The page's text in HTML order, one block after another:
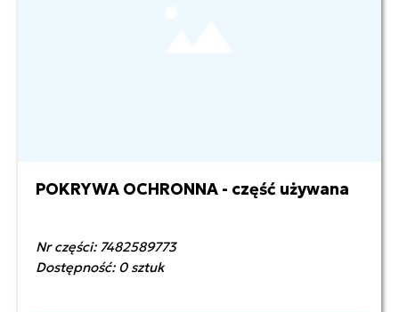
250,00 zł netto
POKRYWA OCHRONNA - część używana
Nr części: 7482589773
Dostępność: 0 sztuk